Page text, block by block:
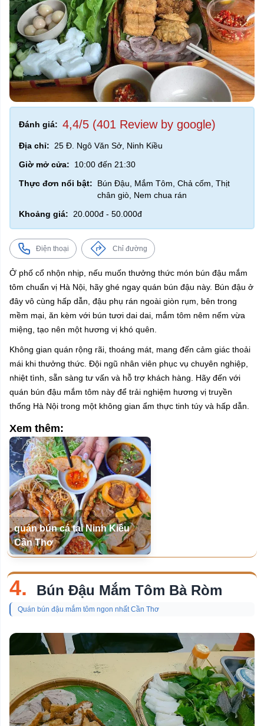
Đánh giá: 4,4/5 (401 Review by google)
Địa chỉ:
25 Đ. Ngô Văn Sở, Ninh Kiều
Giờ mở cửa:
10:00 đến 21:30
Thực đơn nổi bật:
Bún Đậu, Mắm Tôm, Chả cốm, Thịt
chân giò, Nem chua rán
Khoảng giá:
20.000đ - 50.000đ
Điện thoại Chỉ đường
Ở phố cổ nhộn nhịp, nếu muốn thưởng thức món bún đậu mắm
tôm chuẩn vị Hà Nội, hãy ghé ngay quán bún đậu này. Bún đậu ở
đây vô cùng hấp dẫn, đậu phụ rán ngoài giòn rụm, bên trong
mềm mại, ăn kèm với bún tươi dai dai, mắm tôm nêm nếm vừa
miệng, tạo nên một hương vị khó quên.
Không gian quán rộng rãi, thoáng mát, mang đến cảm giác thoải
mái khi thưởng thức. Đội ngũ nhân viên phục vụ chuyên nghiệp,
nhiệt tình, sẵn sàng tư vấn và hỗ trợ khách hàng. Hãy đến với
quán bún đậu mắm tôm này để trải nghiệm hương vị truyền
thống Hà Nội trong một không gian ẩm thực tinh túy và hấp dẫn.
Xem thêm:
quán bún cá tại Ninh Kiều
Cần Thơ
4. Bún Đậu Mắm Tôm Bà Ròm
Quán bún đậu mắm tôm ngon nhất Cần Thơ